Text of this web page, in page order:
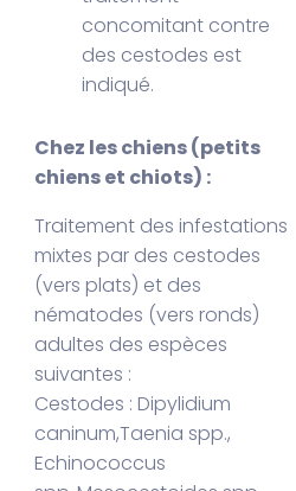
concomitant contre
des cestodes est
indiqué.
Chez les chiens (petits
chiens et chiots) :
Traitement des infestations
mixtes par des cestodes
(vers plats) et des
nématodes (vers ronds)
adultes des espèces
suivantes :
Cestodes : Dipylidium
caninum,Taenia spp.,
Echinococcus